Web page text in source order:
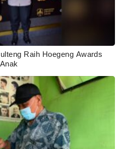
Raih Hoegeng Awards